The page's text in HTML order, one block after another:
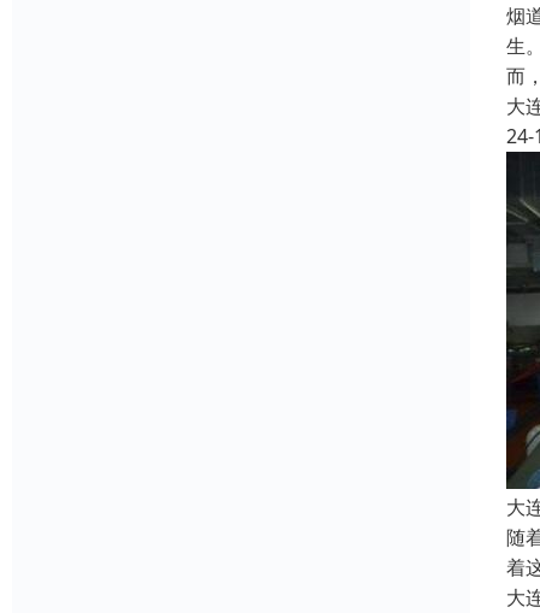
烟
生
而
大
24-
大
随
着
大